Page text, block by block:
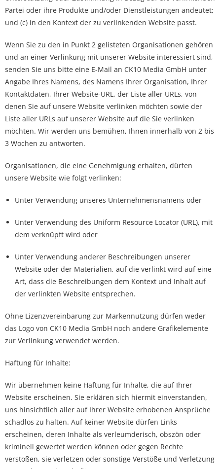
Partei oder ihre Produkte und/oder Dienstleistungen andeutet;
und (c) in den Kontext der zu verlinkenden Website passt.
Wenn Sie zu den in Punkt 2 gelisteten Organisationen gehören
und an einer Verlinkung mit unserer Website interessiert sind,
senden Sie uns bitte eine E-Mail an CK10 Media GmbH unter
Angabe Ihres Namens, des Namens Ihrer Organisation, Ihrer
Kontaktdaten, Ihrer Website-URL, der Liste aller URLs, von
denen Sie auf unsere Website verlinken möchten sowie der
Liste aller URLs auf unserer Website auf die Sie verlinken
möchten. Wir werden uns bemühen, Ihnen innerhalb von 2 bis
3 Wochen zu antworten.
Organisationen, die eine Genehmigung erhalten, dürfen
unsere Website wie folgt verlinken:
Unter Verwendung unseres Unternehmensnamens oder
Unter Verwendung des Uniform Resource Locator (URL), mit
dem verknüpft wird oder
Unter Verwendung anderer Beschreibungen unserer
Website oder der Materialien, auf die verlinkt wird auf eine
Art, dass die Beschreibungen dem Kontext und Inhalt auf
der verlinkten Website entsprechen.
Ohne Lizenzvereinbarung zur Markennutzung dürfen weder
das Logo von CK10 Media GmbH noch andere Grafikelemente
zur Verlinkung verwendet werden.
Haftung für Inhalte:
Wir übernehmen keine Haftung für Inhalte, die auf Ihrer
Website erscheinen. Sie erklären sich hiermit einverstanden,
uns hinsichtlich aller auf Ihrer Website erhobenen Ansprüche
schadlos zu halten. Auf keiner Website dürfen Links
erscheinen, deren Inhalte als verleumderisch, obszön oder
kriminell gewertet werden können oder gegen Rechte
verstoßen, sie verletzen oder sonstige Verstöße und Verletzung